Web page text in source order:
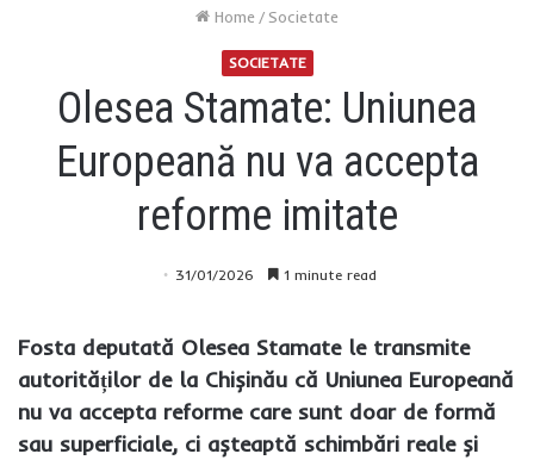
Home / Societate
SOCIETATE
Olesea Stamate: Uniunea
Europeană nu va accepta
reforme imitate
31/01/2026 1 minute read
Fosta deputată Olesea Stamate le transmite
autorităților de la Chișinău că Uniunea Europeană
nu va accepta reforme care sunt doar de formă
sau superficiale, ci așteaptă schimbări reale și